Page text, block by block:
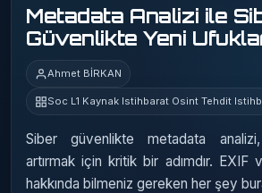
Metadata Analizi ile
Güvenlikte Yeni
Ahmet BİRKAN
Soc L1 Kaynak Istihbarat Osint Tehdit
Siber güvenlikte metadata
artırmak için kritik bir adımdır.
hakkında bilmeniz gereken her şey